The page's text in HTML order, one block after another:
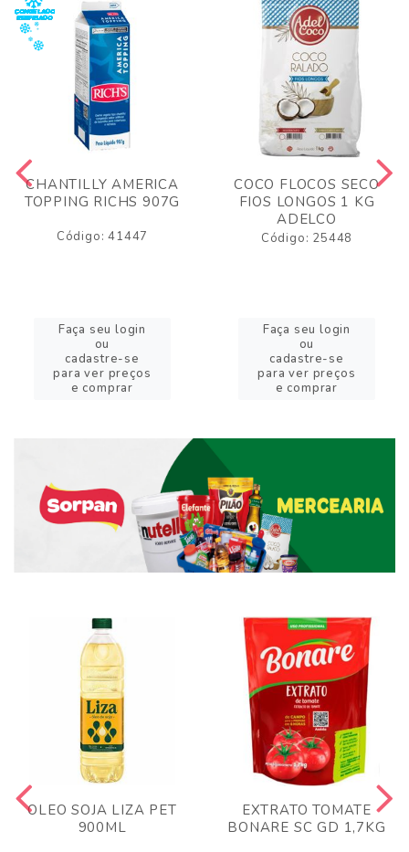
CHANTILLY AMERICA
TOPPING RICHS 907G
Código: 41447
Faça seu login
ou
cadastre-se
para ver preços
e comprar
COCO FLOCOS SECO
FIOS LONGOS 1 KG
ADELCO
Código: 25448
Faça seu login
ou
cadastre-se
para ver preços
e comprar
OLEO SOJA LIZA PET
900ML
EXTRATO TOMATE
BONARE SC GD 1,7KG